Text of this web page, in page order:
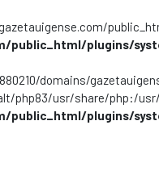
public_html/plugins/
domains/
php83/usr/share/php:/
public_html/plugins/